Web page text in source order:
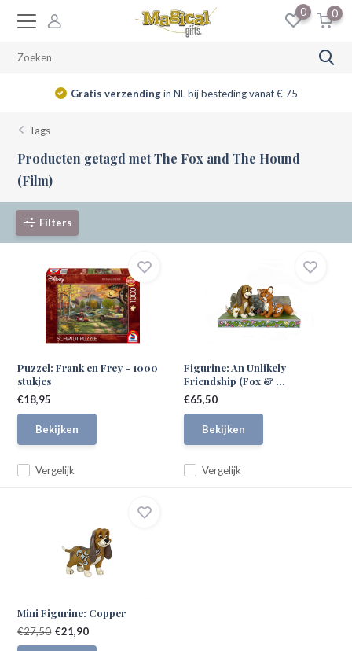
0 0
Gratis verzendingin NL bij besteding vanaf € 75
Tags
Producten getagd met The Fox and The Hound
(Film)
Filters
Puzzel: Frank en Frey - 1000
stukjes
Vergelijk
€18,95
Bekijken
Figurine: An Unlikely
Friendship (Fox & ...
Vergelijk
€65,50
Bekijken
Mini Figurine: Copper
€27,50 €21,90